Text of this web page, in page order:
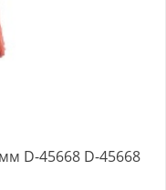
D-45668 D-45668